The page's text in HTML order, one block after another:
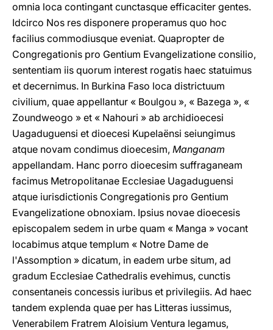
omnia loca contingant cunctasque efficaciter gentes.
Idcirco Nos res disponere properamus quo hoc
facilius commodiusque eveniat. Quapropter de
Congregationis pro Gentium Evangelizatione consilio,
sententiam iis quorum interest rogatis haec statuimus
et decernimus. In Burkina Faso loca districtuum
civilium, quae appellantur « Boulgou », « Bazega », «
Zoundweogo » et « Nahouri » ab archidioecesi
Uagaduguensi et dioecesi Kupelaënsi seiungimus
atque novam condimus dioecesim, Manganam
appellandam. Hanc porro dioecesim suffraganeam
facimus Metropolitanae Ecclesiae Uagaduguensi
atque iurisdictionis Congregationis pro Gentium
Evangelizatione obnoxiam. Ipsius novae dioecesis
episcopalem sedem in urbe quam « Manga » vocant
locabimus atque templum « Notre Dame de
l'Assomption » dicatum, in eadem urbe situm, ad
gradum Ecclesiae Cathedralis evehimus, cunctis
consentaneis concessis iuribus et privilegiis. Ad haec
tandem explenda quae per has Litteras iussimus,
Venerabilem Fratrem Aloisium Ventura legamus,